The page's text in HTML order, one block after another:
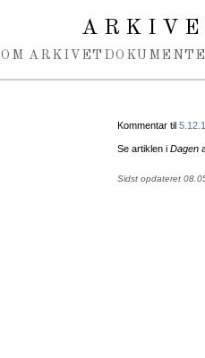
OM ARKIVET
Kommentar til
Se artiklen i Dagen
Sidst opdateret